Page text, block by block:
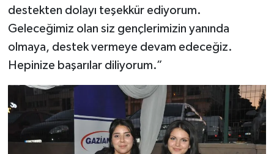
destekten dolayı teşekkür ediyorum.
Geleceğimiz olan siz gençlerimizin yanında
olmaya, destek vermeye devam edeceğiz.
Hepinize başarılar diliyorum.”